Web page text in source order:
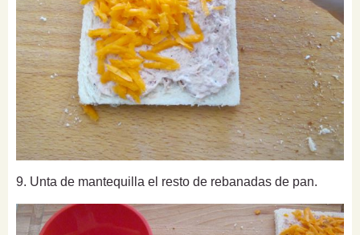
9. Unta de mantequilla el resto de rebanadas de pan.